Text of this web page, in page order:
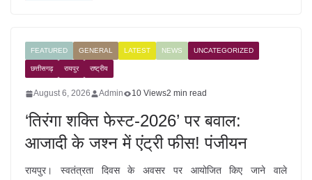
FEATURED GENERAL LATEST NEWS UNCATEGORIZED
छत्तीसगढ़ रायपुर राष्ट्रीय
August 6, 2026 Admin 10 Views2 min read
‘तिरंगा शक्ति फेस्ट-2026’ पर बवाल:
आजादी के जश्न में एंट्री फीस! पंजीयन
रायपुर। स्वतंत्रता दिवस के अवसर पर आयोजित किए जाने वाले